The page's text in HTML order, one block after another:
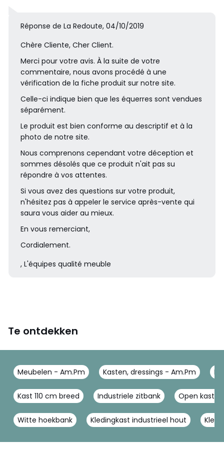
Réponse de La Redoute, 04/10/2019
Chère Cliente, Cher Client.
Merci pour votre avis. À la suite de votre
commentaire, nous avons procédé à une
vérification de la fiche produit sur notre site.
Celle-ci indique bien que les équerres sont vendues
séparément.
Le produit est bien conforme au descriptif et à la
photo de notre site.
Nous comprenons cependant votre déception et
sommes désolés que ce produit n'ait pas su
répondre à vos attentes.
Si vous avez des questions sur votre produit,
n'hésitez pas à appeler le service après-vente qui
saura vous aider au mieux.
En vous remerciant,
Cordialement.
, L'équipes qualité meuble
Te ontdekken
Meubelen - Am.Pm Kasten, dressings - Am.Pm
Kast 110 cm breed Industriele zitbank Open kast
Witte hoekbank Kledingkast industrieel hout